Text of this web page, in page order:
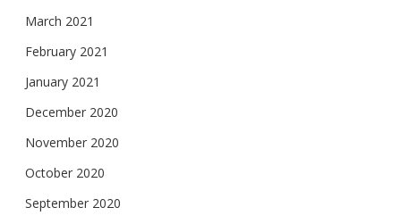
March 2021
February 2021
January 2021
December 2020
November 2020
October 2020
September 2020